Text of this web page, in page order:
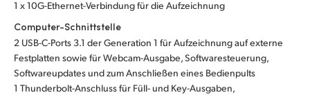
1 x 10G-Ethernet-Verbindung für die Aufzeichnung
Computer-Schnittstelle
2 USB-C-Ports 3.1 der Generation 1 für Aufzeichnung auf externe
Festplatten sowie für Webcam-Ausgabe, Softwaresteuerung,
Softwareupdates und zum Anschließen eines Bedienpults
1 Thunderbolt-Anschluss für Füll- und Key-Ausgaben,